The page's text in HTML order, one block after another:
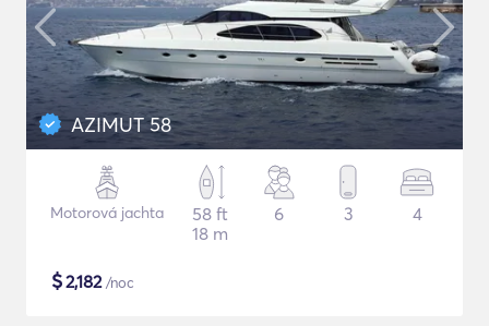
AZIMUT 58
Motorová jachta
58 ft
18 m
6 3 4
$2,182/noc